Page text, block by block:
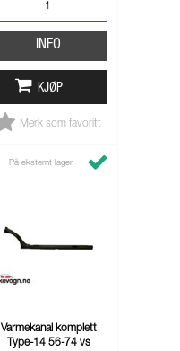
INFO
KJØP
Merk som favoritt
På eksternt lager
Varmekanal komplett
Type-14 56-74 vs